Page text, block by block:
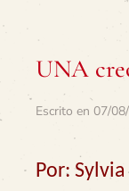
UNA
Escrito en 07/
Por: